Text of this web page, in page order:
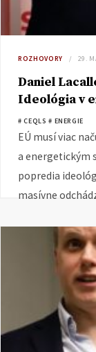
ROZHOVORY 29.
Daniel
Ideológia v
porazený
# CEQLS # ENERGIE
EÚ musí viac
a energetickým
popredia
masívne